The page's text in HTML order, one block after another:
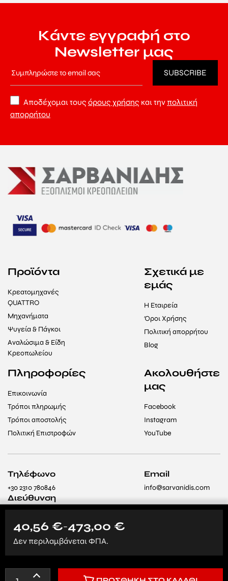
40,56 €–473,00 €
Δεν περιλαμβάνεται ΦΠΑ.
Αποδέχομαι τους όρους χρήσης και τηνπολιτική
απορρήτου
Κάντε εγγραφή στο
Newsletter μας
Προϊόντα
Κρεατομηχανές
QUATTRO
Μηχανήματα
Ψυγεία & Πάγκοι
Αναλώσιμα & Είδη
Κρεοπωλείου
Σχετικά με
εμάς
Η Εταιρεία
Όροι Χρήσης
Πολιτική απορρήτου
Blog
Πληροφορίες
Επικοινωνία
Τρόποι πληρωμής
Τρόποι αποστολής
Πολιτική Επιστροφών
Ακολουθήστε
μας
Facebook
Instagram
YouTube
Τηλέφωνο
+30 2310 780846
Email
info@sarvanidis.com
Διεύθυνση
8ο χλμ Θεσσαλονίκης –
Λαγκαδά, Θεσσαλονίκη
564 29 (Δίπλα στο
Ίδρυμα «Άγιος